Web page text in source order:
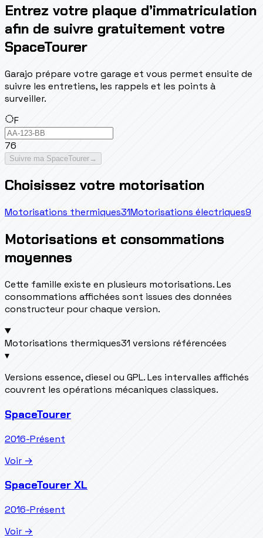
Entrez votre plaque d’immatriculation
afin de suivre gratuitement votre
SpaceTourer
Garajo prépare votre garage et vous permet ensuite de
suivre les entretiens, les rappels et les points à
surveiller.
F
76
Suivre ma SpaceTourer →
Choisissez votre motorisation
Motorisations thermiques31Motorisations électriques9
Motorisations et consommations
moyennes
Cette famille existe en plusieurs motorisations. Les
consommations affichées sont issues des données
constructeur pour chaque version.
Motorisations thermiques31 versions référencées
▾
Versions essence, diesel ou GPL. Les intervalles affichés
couvrent les opérations mécaniques classiques.
SpaceTourer
2016-Présent
Voir →
SpaceTourer XL
2016-Présent
Voir →